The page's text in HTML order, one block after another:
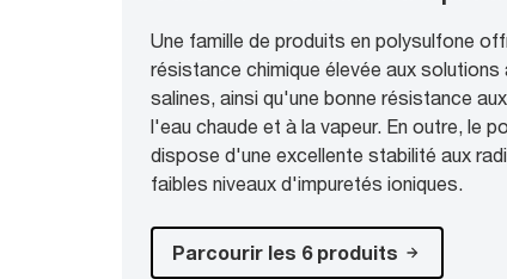
Une famille de produits en polysulfone
résistance chimique élevée aux solutions
salines, ainsi qu'une bonne résistance
l'eau chaude et à la vapeur. En outre, le
dispose d'une excellente stabilité aux
faibles niveaux d'impuretés ioniques.
Parcourir les 6 produits